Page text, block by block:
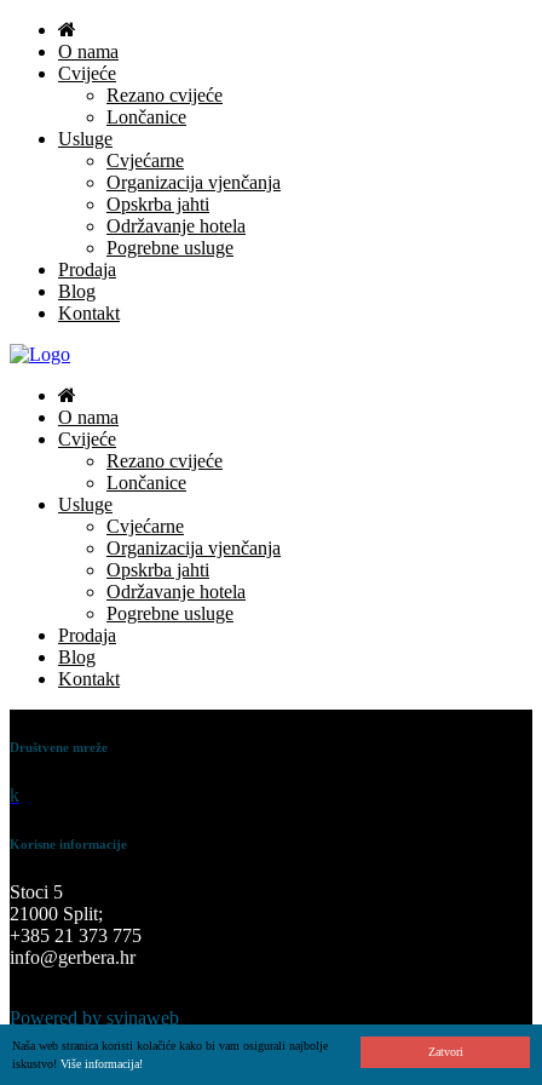
Zatvori
Naša web stranica koristi kolačiće kako bi vam osigurali najbolje
iskustvo! Više informacija!
O nama
Cvijeće
Rezano cvijeće
Lončanice
Usluge
Cvjećarne
Organizacija vjenčanja
Opskrba jahti
Održavanje hotela
Pogrebne usluge
Prodaja
Blog
Kontakt
O nama
Cvijeće
Rezano cvijeće
Lončanice
Usluge
Cvjećarne
Organizacija vjenčanja
Opskrba jahti
Održavanje hotela
Pogrebne usluge
Prodaja
Blog
Kontakt
Društvene mreže
k
Korisne informacije
Stoci 5
21000 Split;
+385 21 373 775
info@gerbera.hr
Powered by svinaweb